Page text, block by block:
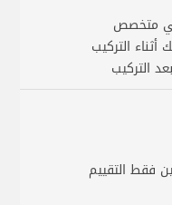
متخصص
التركيب
التركيب
فقط التقييم